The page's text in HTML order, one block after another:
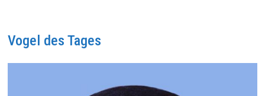
Vogel des Tages